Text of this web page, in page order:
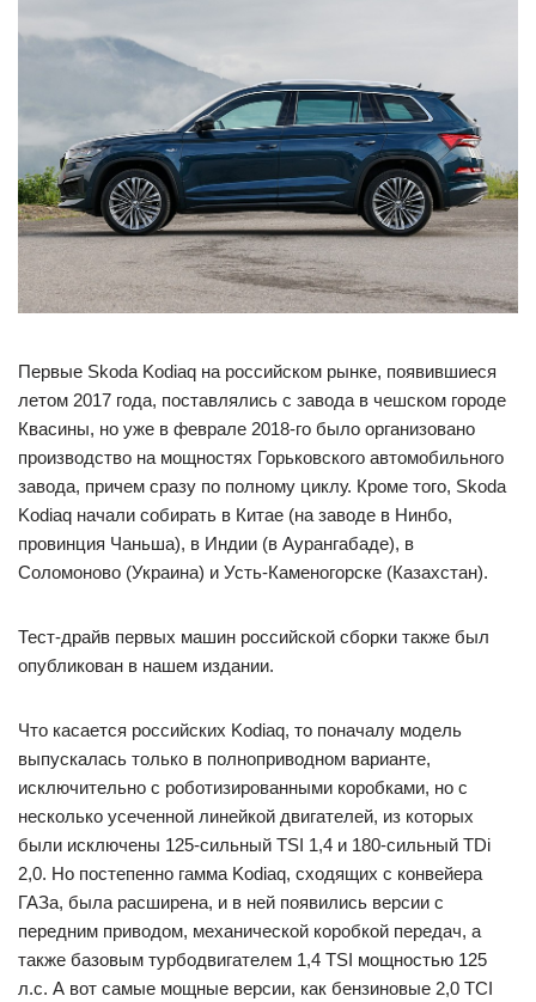
Первые Skoda Kodiaq на российском рынке, появившиеся
летом 2017 года, поставлялись с завода в чешском городе
Квасины, но уже в феврале 2018-го было организовано
производство на мощностях Горьковского автомобильного
завода, причем сразу по полному циклу. Кроме того, Skoda
Kodiaq начали собирать в Китае (на заводе в Нинбо,
провинция Чаньша), в Индии (в Аурангабаде), в
Соломоново (Украина) и Усть-Каменогорске (Казахстан).
Тест-драйв первых машин российской сборки также был
опубликован в нашем издании.
Что касается российских Kodiaq, то поначалу модель
выпускалась только в полноприводном варианте,
исключительно с роботизированными коробками, но с
несколько усеченной линейкой двигателей, из которых
были исключены 125-сильный TSI 1,4 и 180-сильный TDi
2,0. Но постепенно гамма Kodiaq, сходящих с конвейера
ГАЗа, была расширена, и в ней появились версии с
передним приводом, механической коробкой передач, а
также базовым турбодвигателем 1,4 TSI мощностью 125
л.с. А вот самые мощные версии, как бензиновые 2,0 TCI